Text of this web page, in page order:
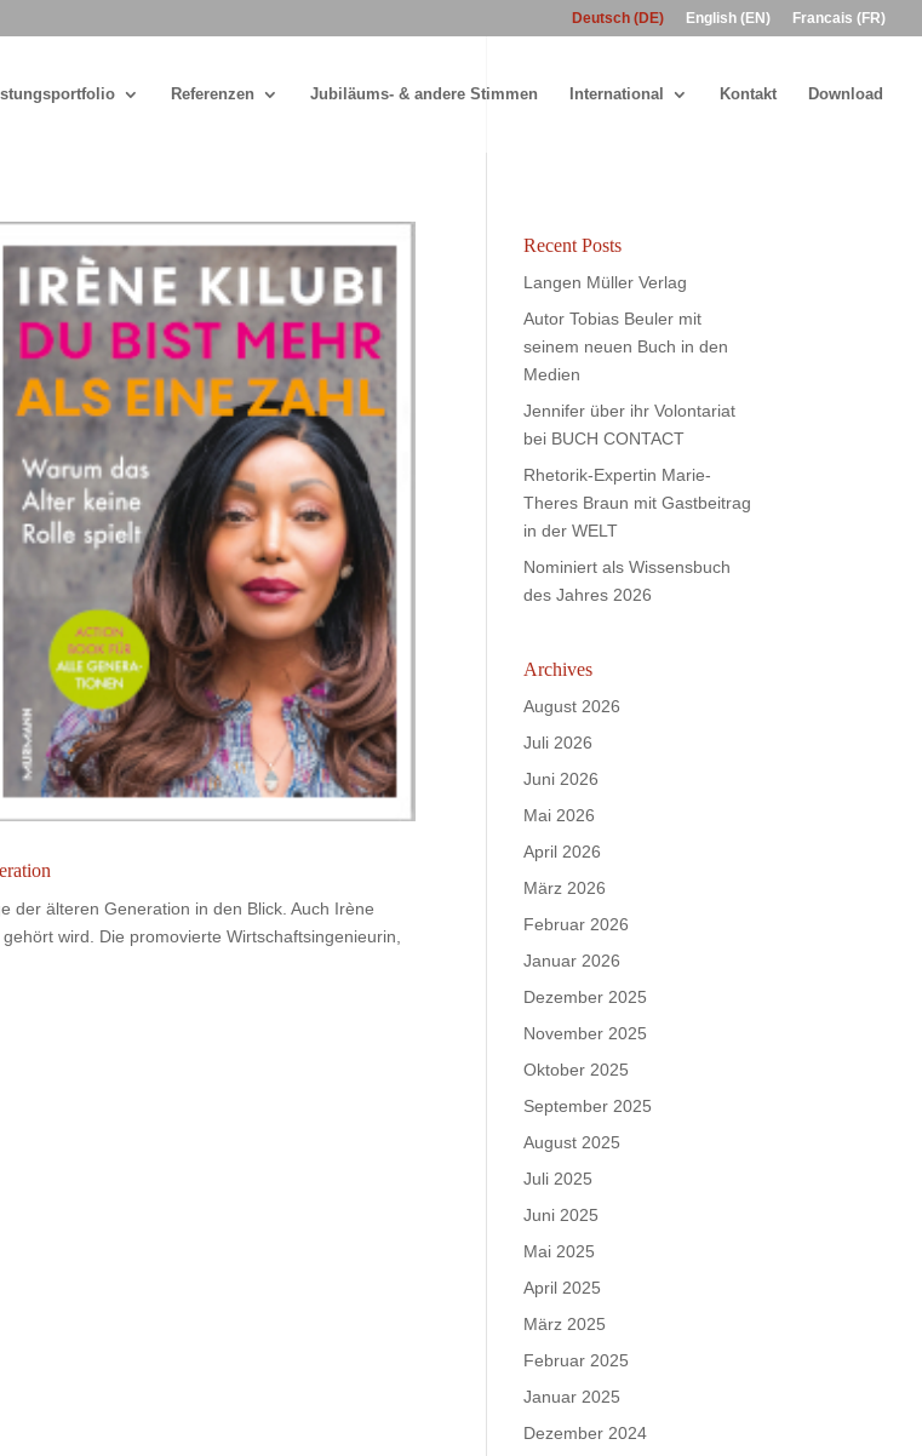
Deutsch (DE) English (EN) Francais (FR)
Referenzen Jubiläums- & andere Stimmen International Kontakt Download
der älteren Generation in den Blick. Auch Irène
wird. Die promovierte Wirtschaftsingenieurin,
Recent Posts
Langen Müller Verlag
Autor Tobias Beuler mit
seinem neuen Buch in den
Medien
Jennifer über ihr Volontariat
bei BUCH CONTACT
Rhetorik-Expertin Marie-
Theres Braun mit Gastbeitrag
in der WELT
Nominiert als Wissensbuch
des Jahres 2026
Archives
August 2026
Juli 2026
Juni 2026
Mai 2026
April 2026
März 2026
Februar 2026
Januar 2026
Dezember 2025
November 2025
Oktober 2025
September 2025
August 2025
Juli 2025
Juni 2025
Mai 2025
April 2025
März 2025
Februar 2025
Januar 2025
Dezember 2024